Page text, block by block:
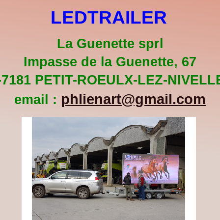
LEDTRAILER
La Guenette sprl
Impasse de la Guenette, 67
PETIT-ROEULX-LEZ-
email : phlienart@gmail.com